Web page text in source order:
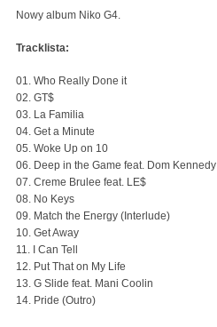
Nowy album Niko G4.
Tracklista:
01. Who Really Done it
02. GT$
03. La Familia
04. Get a Minute
05. Woke Up on 10
06. Deep in the Game feat. Dom Kennedy
07. Creme Brulee feat. LE$
08. No Keys
09. Match the Energy (Interlude)
10. Get Away
11. I Can Tell
12. Put That on My Life
13. G Slide feat. Mani Coolin
14. Pride (Outro)